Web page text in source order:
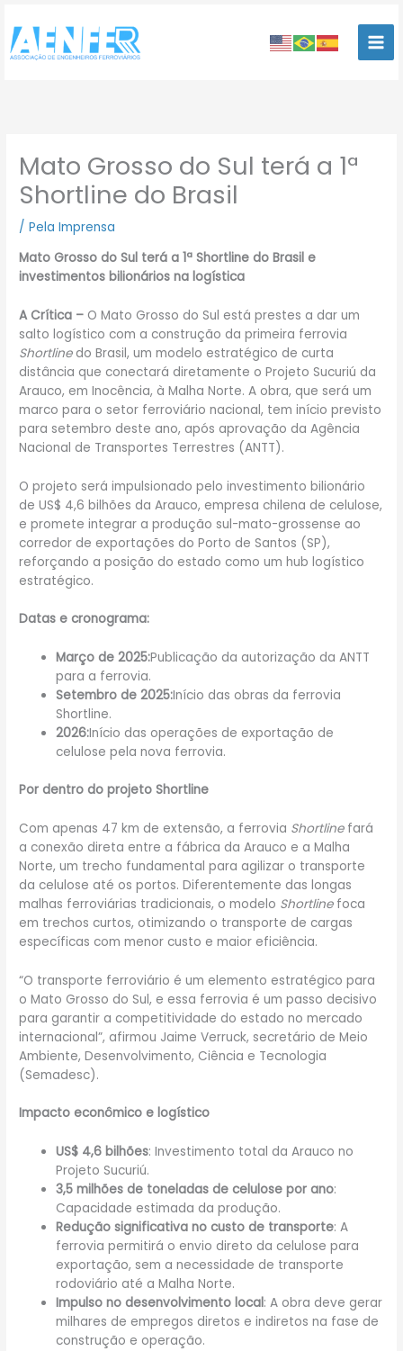
para
conteúdo
Mato Grosso do Sul terá a 1ª
Shortline do Brasil
/Pela Imprensa
Mato Grosso do Sul terá a 1ª Shortline do Brasil e
investimentos bilionários na logística
A Crítica – O Mato Grosso do Sul está prestes a dar um
salto logístico com a construção da primeira ferrovia
Shortlinedo Brasil, um modelo estratégico de curta
distância que conectará diretamente o Projeto Sucuriú da
Arauco, em Inocência, à Malha Norte. A obra, que será um
marco para o setor ferroviário nacional, tem início previsto
para setembro deste ano, após aprovação da Agência
Nacional de Transportes Terrestres (ANTT).
O projeto será impulsionado pelo investimento bilionário
de US$ 4,6 bilhões da Arauco, empresa chilena de celulose,
e promete integrar a produção sul-mato-grossense ao
corredor de exportações do Porto de Santos (SP),
reforçando a posição do estado como um hub logístico
estratégico.
Datas e cronograma:
Março de 2025:Publicação da autorização da ANTT
para a ferrovia.
Setembro de 2025:Início das obras da ferrovia
Shortline.
2026:Início das operações de exportação de
celulose pela nova ferrovia.
Por dentro do projeto Shortline
Com apenas 47 km de extensão, a ferrovia Shortlinefará
a conexão direta entre a fábrica da Arauco e a Malha
Norte, um trecho fundamental para agilizar o transporte
da celulose até os portos. Diferentemente das longas
malhas ferroviárias tradicionais, o modelo Shortlinefoca
em trechos curtos, otimizando o transporte de cargas
específicas com menor custo e maior eficiência.
“O transporte ferroviário é um elemento estratégico para
o Mato Grosso do Sul, e essa ferrovia é um passo decisivo
para garantir a competitividade do estado no mercado
internacional”, afirmou Jaime Verruck, secretário de Meio
Ambiente, Desenvolvimento, Ciência e Tecnologia
(Semadesc).
Impacto econômico e logístico
US$ 4,6 bilhões: Investimento total da Arauco no
Projeto Sucuriú.
3,5 milhões de toneladas de celulose por ano:
Capacidade estimada da produção.
Redução significativa no custo de transporte: A
ferrovia permitirá o envio direto da celulose para
exportação, sem a necessidade de transporte
rodoviário até a Malha Norte.
Impulso no desenvolvimento local: A obra deve gerar
milhares de empregos diretos e indiretos na fase de
construção e operação.